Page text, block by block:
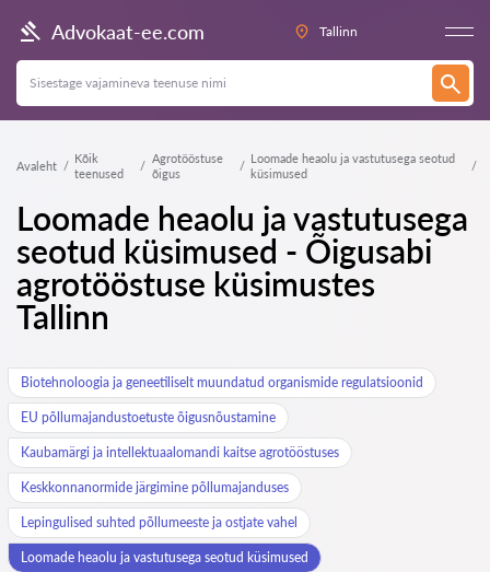
Advokaat-ee.com Tallinn
Avaleht
Kõik
teenused
Agrotööstuse
õigus
Loomade heaolu ja vastutusega seotud
küsimused
Loomade heaolu ja vastutusega
seotud küsimused - Õigusabi
agrotööstuse küsimustes
Tallinn
Biotehnoloogia ja geneetiliselt muundatud organismide regulatsioonid
EU põllumajandustoetuste õigusnõustamine
Kaubamärgi ja intellektuaalomandi kaitse agrotööstuses
Keskkonnanormide järgimine põllumajanduses
Lepingulised suhted põllumeeste ja ostjate vahel
Loomade heaolu ja vastutusega seotud küsimused